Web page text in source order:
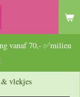
vanaf 70,- ✅milieu
vlekjes